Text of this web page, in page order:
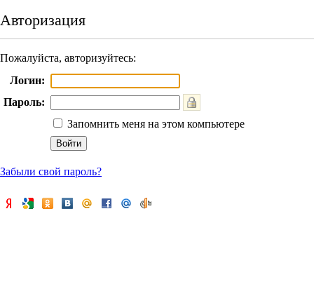
Авторизация
Пожалуйста, авторизуйтесь:
Логин:
Пароль:
Запомнить меня на этом компьютере
Забыли свой пароль?